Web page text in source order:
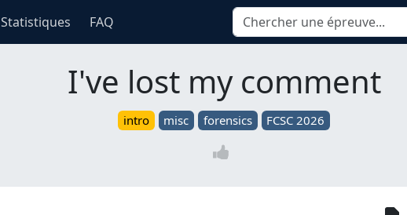
Statistiques FAQ
I've lost my comment
intro misc forensics FCSC 2026